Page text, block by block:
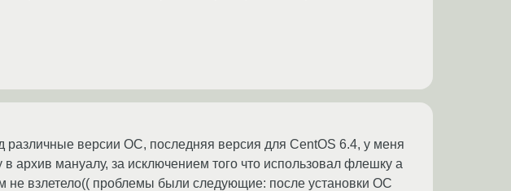
различные версии ОС, последняя версия для CentOS 6.4, у меня
архив мануалу, за исключением того что использовал флешку а
не взлетело(( проблемы были следующие: после установки ОС